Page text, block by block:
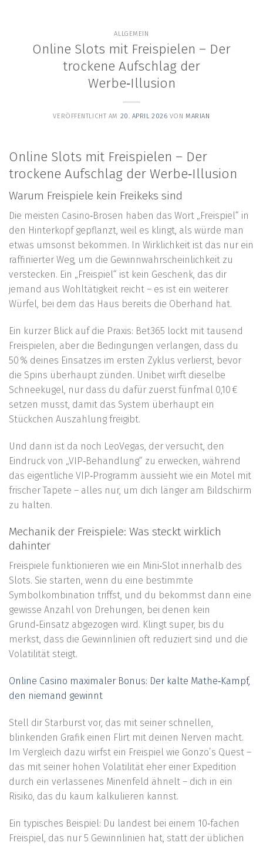
ALLGEMEIN
Online Slots mit Freispielen – Der
trockene Aufschlag der
Werbe‑Illusion
VERÖFFENTLICHT AM 20. APRIL 2026 VON MARIAN
Online Slots mit Freispielen – Der
trockene Aufschlag der Werbe‑Illusion
Warum Freispiele kein Freikeks sind
Die meisten Casino‑Brosen haben das Wort „Freispiel“ in
den Hinterkopf gepflanzt, weil es klingt, als würde man
etwas umsonst bekommen. In Wirklichkeit ist das nur ein
raffinierter Weg, um die Gewinnwahrscheinlichkeit zu
verstecken. Ein „Freispiel“ ist kein Geschenk, das dir
jemand aus Wohltätigkeit reicht – es ist ein weiterer
Würfel, bei dem das Haus bereits die Oberhand hat.
Ein kurzer Blick auf die Praxis: Bet365 lockt mit tausend
Freispielen, aber die Bedingungen verlangen, dass du
50 % deines Einsatzes im ersten Zyklus verlierst, bevor
die Spins überhaupt zünden. Unibet wirft dieselbe
Schneekugel, nur dass du dafür zuerst fünfmal 0,10 €
setzen musst, damit das System überhaupt ein
Stückchen Auszahlung freigibt.
Und dann ist da noch LeoVegas, der versucht, den
Eindruck von „VIP‑Behandlung“ zu erwecken, während
das eigentliche VIP‑Programm aussieht wie ein Motel mit
frischer Tapete – alles nur, um dich länger am Bildschirm
zu halten.
Mechanik der Freispiele: Was steckt wirklich
dahinter
Freispiele funktionieren wie ein Mini‑Slot innerhalb des
Slots. Sie starten, wenn du eine bestimmte
Symbolkombination triffst, und du bekommst dann eine
gewisse Anzahl von Drehungen, bei denen kein
Grund‑Einsatz abgezogen wird. Klingt super, bis du
merkst, dass die Gewinnlinien oft reduziert sind und die
Volatilität steigt.
Online Casino maximaler Bonus: Der kalte Mathe‑Kampf,
den niemand gewinnt
Stell dir Starburst vor, das mit seiner schnellen,
blinkenden Grafik einen Flirt mit deinen Nerven macht.
Im Vergleich dazu wirfst ein Freispiel wie Gonzo’s Quest –
das mit seiner hohen Volatilität eher einer Expedition
durch ein verlassenes Minenfeld ähnelt – dich in ein
Risiko, das du kaum kalkulieren kannst.
Ein typisches Beispiel: Du landest bei einem 10‑fachen
Freispiel, das nur 5 Gewinnlinien hat, statt der üblichen